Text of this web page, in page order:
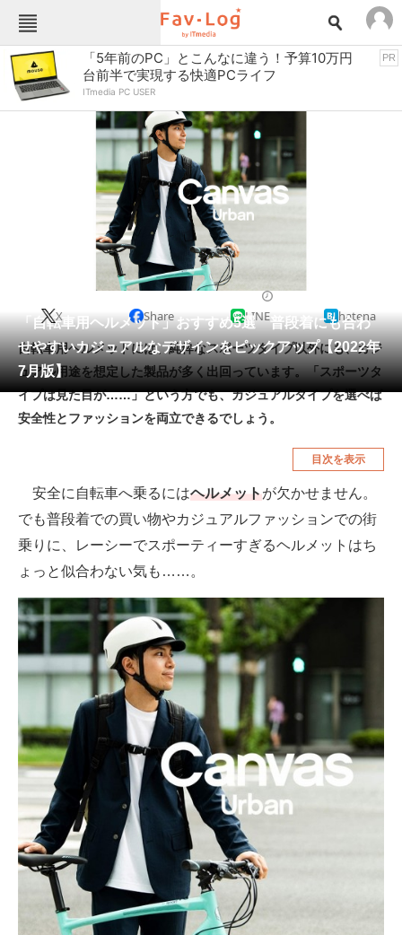
Fav-Logカテゴリー一覧
TOP アウトドア用品
インテリア・収納 おもちゃ・ホビー
キッチン家電
ゲーム
コンテンツ・サービス スイーツ・お菓子
スポーツ・レジャー スマホ・携帯電話
ファッション
ペット 家電
工具・DIY 本・DVD・CD
生活家電 生活用品
空調・季節家電 美容・コスメ
釣り具・釣り用品 食品・飲料・お酒
メディア
注目記事を集めた総合ページ
ITの今と未来を見通す
スマホと通信の最新トレンド
進化するPCとデバイスの未来
好きが集まる 比べて選べる
ビジネスと働き方のヒント
AI活用のいまが分かる
企業ITのトレンドを詳説
経営リーダーのコミュニティ
「5年前のPC」とこんなに違う！予算10万円
台前半で実現する快適PCライフ
ITmedia PC USER
PR
「自転車用ヘルメット」おすすめ5選 普段着にも合わ
せやすいカジュアルなデザインをピックアップ【2022年
7月版】
X Share LINE hatena
自転車用ヘルメットには、純粋なスポーツタイプ以外にも、カジ
ュアル用途を想定した製品が多く出回っています。「スポーツタ
イプは見た目が……」という方でも、カジュアルタイプを選べば
安全性とファッションを両立できるでしょう。
目次を表示
安全に自転車へ乗るにはヘルメットが欠かせません。
でも普段着での買い物やカジュアルファッションでの街
乗りに、レーシーでスポーティーすぎるヘルメットはち
ょっと似合わない気も……。